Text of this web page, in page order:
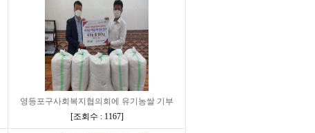
영등포구사회복지협의회에 유기농쌀 기부
[조회수 : 1167]